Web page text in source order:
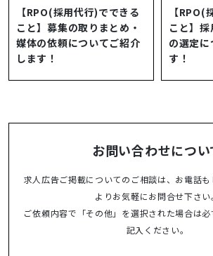
【RPO(採用代行)でできる
こと】募集の取りまとめ・
媒体の依頼についてご紹介
します！
【RPO(
こと】
の選定
す！
お問い合わせについ
求人広告ご掲載についてのご相談は、お電話
よりお気軽にお問合せ下さい
ご依頼内容で「その他」を選択された場合は
記入ください。